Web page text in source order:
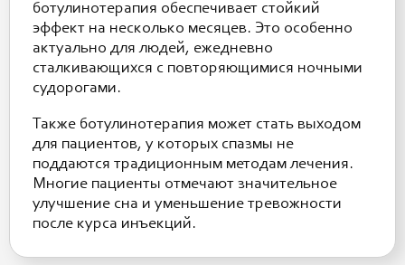
ботулинотерапия обеспечивает стойкий
эффект на несколько месяцев. Это особенно
актуально для людей, ежедневно
сталкивающихся с повторяющимися ночными
судорогами.
Также ботулинотерапия может стать выходом
для пациентов, у которых спазмы не
поддаются традиционным методам лечения.
Многие пациенты отмечают значительное
улучшение сна и уменьшение тревожности
после курса инъекций.